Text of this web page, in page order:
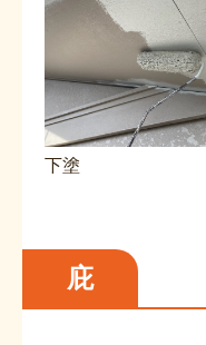
下塗
庇